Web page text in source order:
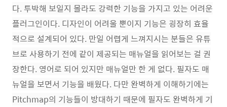
다. 투박해 보일지 몰라도 강력한 기능을 가지고 있는 어려운
플러그인이다. 디자인이 어려울 뿐이지 기능은 굉장히 효율
적으로 설계되어 있다. 만일 어렵게 느껴지시는 분들은 유튜
브로 사용하기 전에 같이 제공되는 매뉴얼을 읽어보는 걸 권
장한다. 영어로 되어 있지만 매뉴얼만 한 게 없다. 필자도 매
뉴얼을 보면서 기능을 배웠다. 다만 완벽하게 이해하기에는
Pitchmap의 기능들이 방대하기 때문에 필자도 완벽하게 기